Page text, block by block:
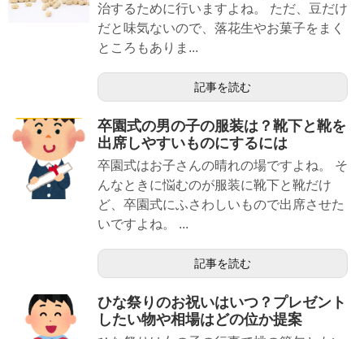
治するために行いますよね。 ただ、豆だけ
だと味気ないので、落花生やお菓子をまく
ところもありま...
記事を読む
卒園式の男の子の服装は？靴下と靴を
出席しやすいものにするには
卒園式はお子さんの晴れの場ですよね。 そ
んなときに悩むのが服装に靴下と靴だけ
ど、卒園式にふさわしいもので出席させた
いですよね。 ...
記事を読む
ひな祭りのお祝いはいつ？プレゼント
したい物や相場はどの位か提案